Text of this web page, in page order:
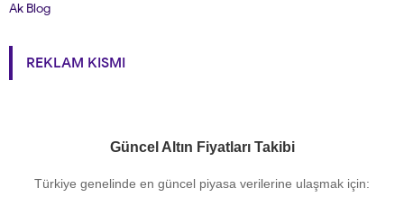
Ak Blog
REKLAM KISMI
Güncel Altın Fiyatları Takibi
Türkiye genelinde en güncel piyasa verilerine ulaşmak için: